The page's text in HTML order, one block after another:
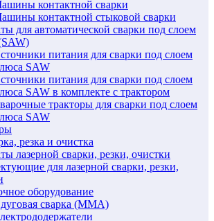
контактной сварки
контактной стыковой сварки
для автоматической сварки под слоем
питания для сварки под слоем
SAW
питания для сварки под слоем
SAW в комплекте с трактором
тракторы для сварки под слоем
SAW
резка и очистка
лазерной сварки, резки, очистки
для лазерной сварки, резки,
оборудование
сварка (MMA)